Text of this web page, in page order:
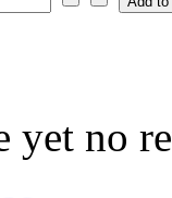
yet no